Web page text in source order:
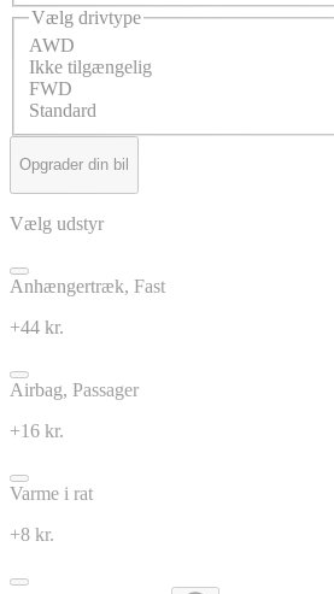
Vælg drivtype
AWD
Ikke tilgængelig
FWD
Standard
Opgrader din bil
Vælg udstyr
Anhængertræk, Fast
+44 kr.
Airbag, Passager
+16 kr.
Varme i rat
+8 kr.